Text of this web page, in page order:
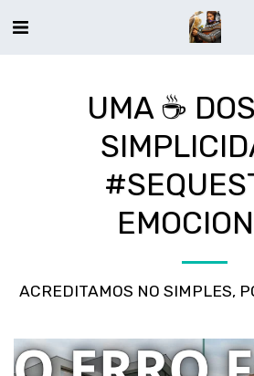
UMA ☕
ACREDITAMOS NO SIMPLES,